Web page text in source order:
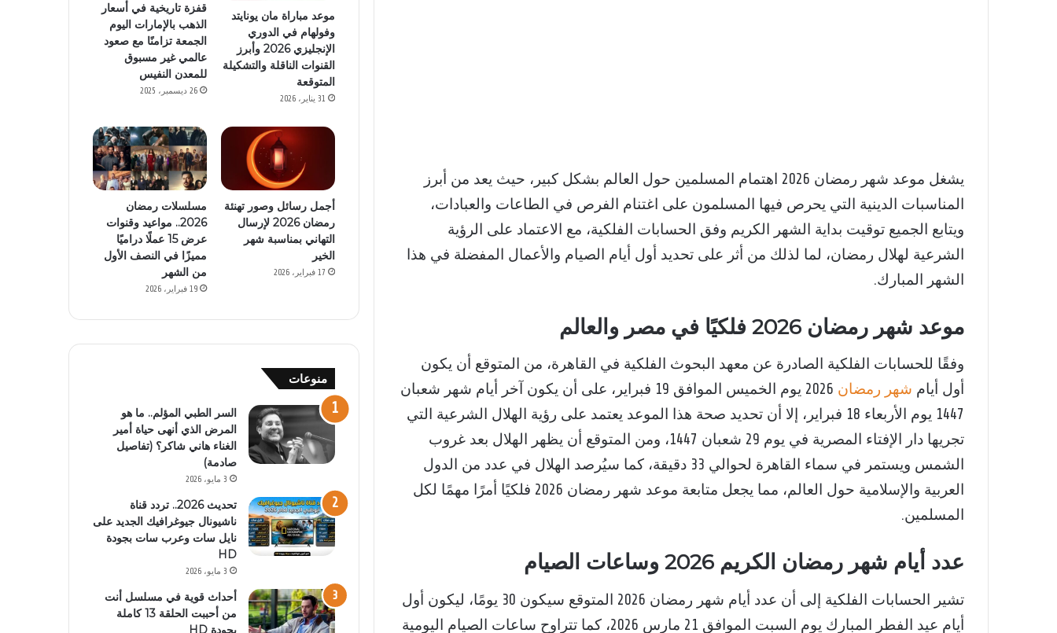
يشغل موعد شهر رمضان 2026 اهتمام المسلمين حول العالم بشكل كبير، حيث يعد من أبرز
المناسبات الدينية التي يحرص فيها المسلمون على اغتنام الفرص في الطاعات والعبادات،
ويتابع الجميع توقيت بداية الشهر الكريم وفق الحسابات الفلكية، مع الاعتماد على الرؤية
الشرعية لهلال رمضان، لما لذلك من أثر على تحديد أول أيام الصيام والأعمال المفضلة في هذا
الشهر المبارك.
موعد شهر رمضان 2026 فلكيًا في مصر والعالم
وفقًا للحسابات الفلكية الصادرة عن معهد البحوث الفلكية في القاهرة، من المتوقع أن يكون
أول أيام شهر رمضان
2026 يوم الخميس الموافق 19 فبراير، على أن يكون آخر أيام شهر شعبان
1447 يوم الأربعاء 18 فبراير، إلا أن تحديد صحة هذا الموعد يعتمد على رؤية الهلال الشرعية التي
تجريها دار الإفتاء المصرية في يوم 29 شعبان 1447، ومن المتوقع أن يظهر الهلال بعد غروب
الشمس ويستمر في سماء القاهرة لحوالي 33 دقيقة، كما سيُرصد الهلال في عدد من الدول
العربية والإسلامية حول العالم، مما يجعل متابعة موعد شهر رمضان 2026 فلكيًا أمرًا مهمًا لكل
المسلمين.
عدد أيام شهر رمضان الكريم 2026 وساعات الصيام
تشير الحسابات الفلكية إلى أن عدد أيام شهر رمضان 2026 المتوقع سيكون 30 يومًا، ليكون أول
أيام عيد الفطر المبارك يوم السبت الموافق 21 مارس 2026، كما تتراوح ساعات الصيام اليومية
موعد مباراة مان يونايتد
وفولهام في الدوري
الإنجليزي 2026 وأبرز
القنوات الناقلة والتشكيلة
المتوقعة
31 يناير، 2026
قفزة تاريخية في أسعار
الذهب بالإمارات اليوم
الجمعة تزامنًا مع صعود
عالمي غير مسبوق
للمعدن النفيس
26 ديسمبر، 2025
أجمل رسائل وصور تهنئة
رمضان 2026 لإرسال
التهاني بمناسبة شهر
الخير
17 فبراير، 2026
مسلسلات رمضان
2026.. مواعيد وقنوات
عرض 15 عملًا دراميًا
مميزًا في النصف الأول
من الشهر
19 فبراير، 2026
منوعات
السر الطبي المؤلم.. ما هو
المرض الذي أنهى حياة أمير
الغناء هاني شاكر؟ (تفاصيل
صادمة)
3 مايو، 2026
تحديث 2026.. تردد قناة
ناشيونال جيوغرافيك الجديد على
نايل سات وعرب سات بجودة
HD
3 مايو، 2026
أحداث قوية في مسلسل أنت
من أحببت الحلقة 13 كاملة
بجودة HD